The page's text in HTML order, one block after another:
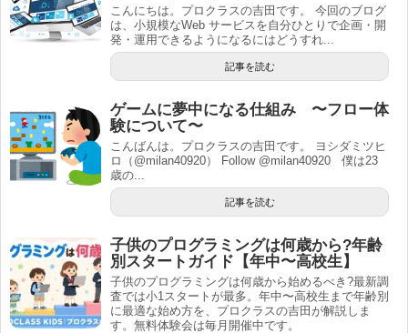
こんにちは。プロクラスの吉田です。 今回のブログ
は、小規模なWeb サービスを自分ひとりで企画・開
発・運用できるようになるにはどうすれ...
記事を読む
ゲームに夢中になる仕組み 〜フロー体
験について〜
こんばんは。プロクラスの吉田です。 ヨシダミツヒ
ロ（@milan40920） Follow @milan40920 僕は23
歳の...
記事を読む
子供のプログラミングは何歳から?年齢
別スタートガイド【年中〜高校生】
子供のプログラミングは何歳から始めるべき?最新調
査では小1スタートが最多。年中〜高校生まで年齢別
に最適な始め方を、プロクラスの吉田が解説しま
す。無料体験会は毎月開催中です。